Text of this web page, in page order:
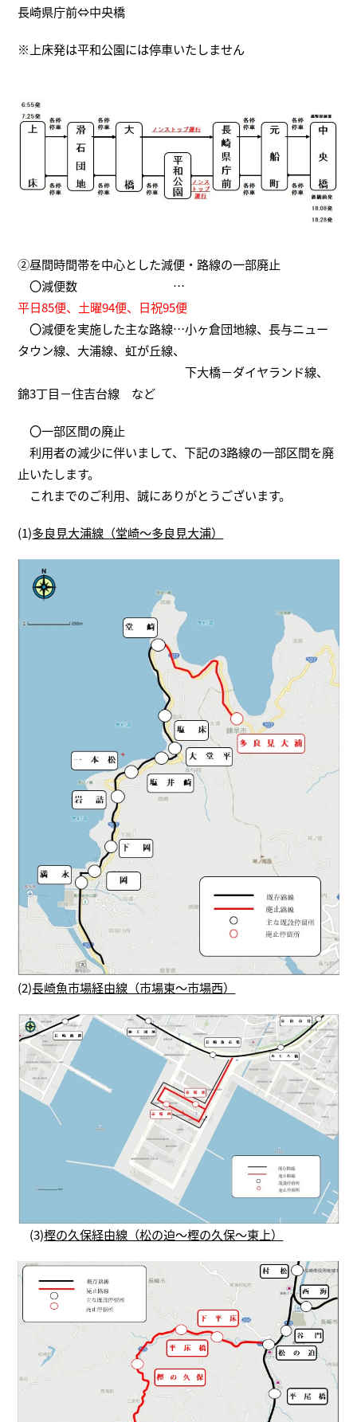
長崎県庁前⇔中央橋
※上床発は平和公園には停車いたしません
②昼間時間帯を中心とした減便・路線の一部廃止
〇減便数 …
平日85便、土曜94便、日祝95便
〇減便を実施した主な路線…小ヶ倉団地線、長与ニュー
タウン線、大浦線、虹が丘線、
下大橋－ダイヤランド線、
錦3丁目－住吉台線 など
〇一部区間の廃止
利用者の減少に伴いまして、下記の3路線の一部区間を廃
止いたします。
これまでのご利用、誠にありがとうございます。
(1)多良見大浦線（堂崎～多良見大浦）
(2)長崎魚市場経由線（市場東～市場西）
(3)樫の久保経由線（松の迫～樫の久保～東上）